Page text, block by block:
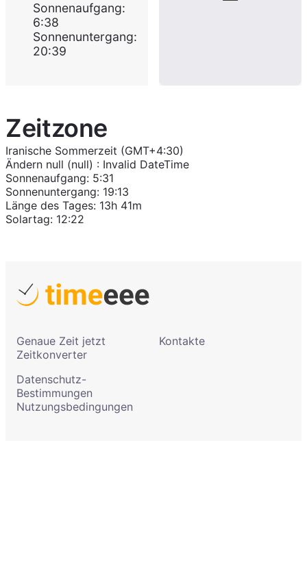
Sonnenaufgang:
6:38
Sonnenuntergang:
20:39
Zeitzone
Iranische Sommerzeit (GMT+4:30)
Ändern null (null) : Invalid DateTime
Sonnenaufgang: 5:31
Sonnenuntergang: 19:13
Länge des Tages: 13h 41m
Solartag: 12:22
Genaue Zeit jetzt
Zeitkonverter
Kontakte
Datenschutz-
Bestimmungen
Nutzungsbedingungen